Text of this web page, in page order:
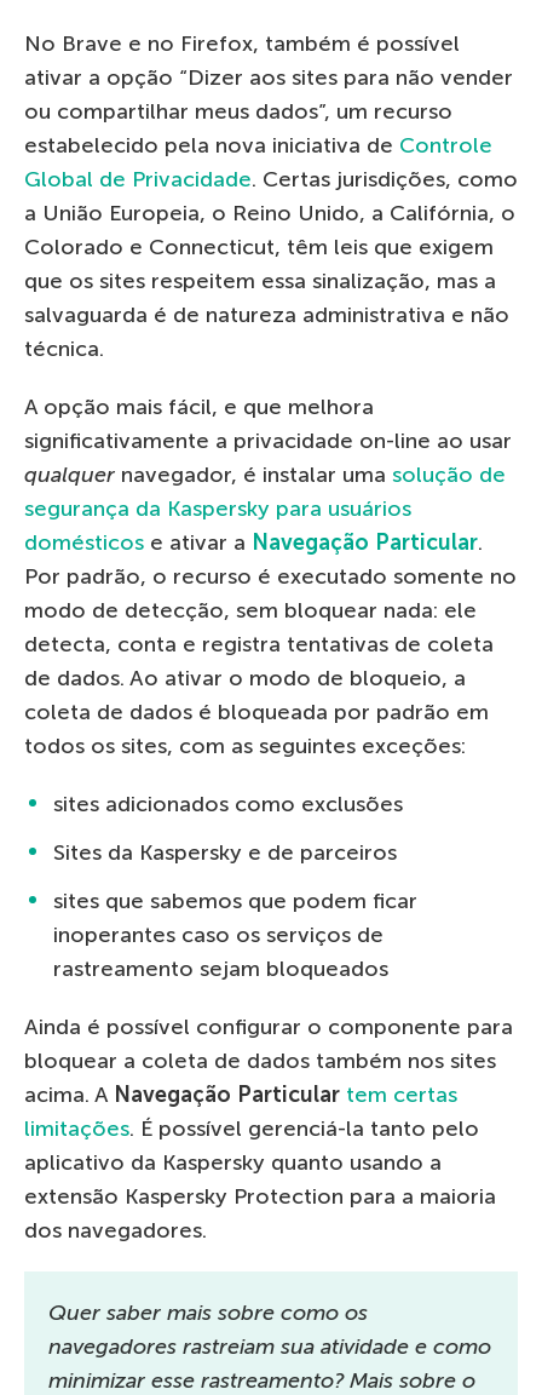
No Brave e no Firefox, também é possível
ativar a opção “Dizer aos sites para não vender
ou compartilhar meus dados”, um recurso
estabelecido pela nova iniciativa de Controle
Global de Privacidade. Certas jurisdições, como
a União Europeia, o Reino Unido, a Califórnia, o
Colorado e Connecticut, têm leis que exigem
que os sites respeitem essa sinalização, mas a
salvaguarda é de natureza administrativa e não
técnica.
A opção mais fácil, e que melhora
significativamente a privacidade on-line ao usar
qualquer navegador, é instalar uma solução de
segurança da Kaspersky para usuários
domésticos e ativar a Navegação Particular.
Por padrão, o recurso é executado somente no
modo de detecção, sem bloquear nada: ele
detecta, conta e registra tentativas de coleta
de dados. Ao ativar o modo de bloqueio, a
coleta de dados é bloqueada por padrão em
todos os sites, com as seguintes exceções:
sites adicionados como exclusões
Sites da Kaspersky e de parceiros
sites que sabemos que podem ficar
inoperantes caso os serviços de
rastreamento sejam bloqueados
Ainda é possível configurar o componente para
bloquear a coleta de dados também nos sites
acima. A Navegação Particular tem certas
limitações. É possível gerenciá-la tanto pelo
aplicativo da Kaspersky quanto usando a
extensão Kaspersky Protection para a maioria
dos navegadores.
Quer saber mais sobre como os
navegadores rastreiam sua atividade e como
minimizar esse rastreamento? Mais sobre o